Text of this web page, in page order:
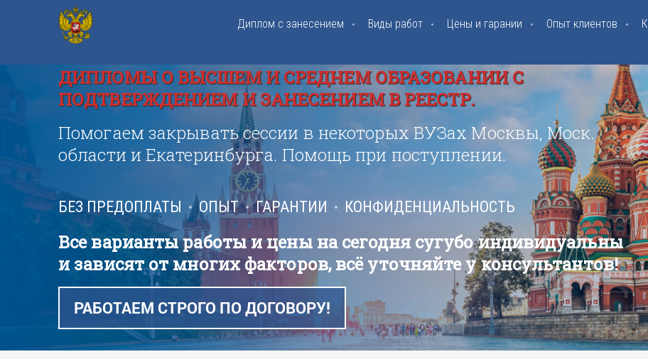
Диплом с занесением Виды работ Цены и гарании Опыт клиентов
ДИПЛОМЫ О ВЫСШЕМ И СРЕДНЕМ ОБРАЗОВАНИИ С
ПОДТВЕРЖДЕНИЕМ И ЗАНЕСЕНИЕМ В РЕЕСТР.
Помогаем закрывать сессии в некоторых ВУЗах Москвы, Моск.
области и Екатеринбурга. Помощь при поступлении.
БЕЗ ПРЕДОПЛАТЫ ОПЫТ ГАРАНТИИ КОНФИДЕНЦИАЛЬНОСТЬ
Все варианты работы и цены на сегодня сугубо индивидуальны
и зависят от многих факторов, всё уточняйте у консультантов!
РАБОТАЕМ СТРОГО ПО ДОГОВОРУ!